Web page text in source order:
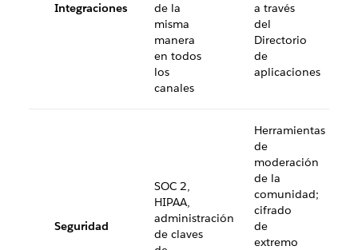
Integraciones
de la
misma
manera
en todos
los
canales
a través
del
Directorio
de
aplicaciones
Seguridad
SOC 2,
HIPAA,
administración
de claves
Herramientas
de
moderación
de la
comunidad;
cifrado
de
extremo